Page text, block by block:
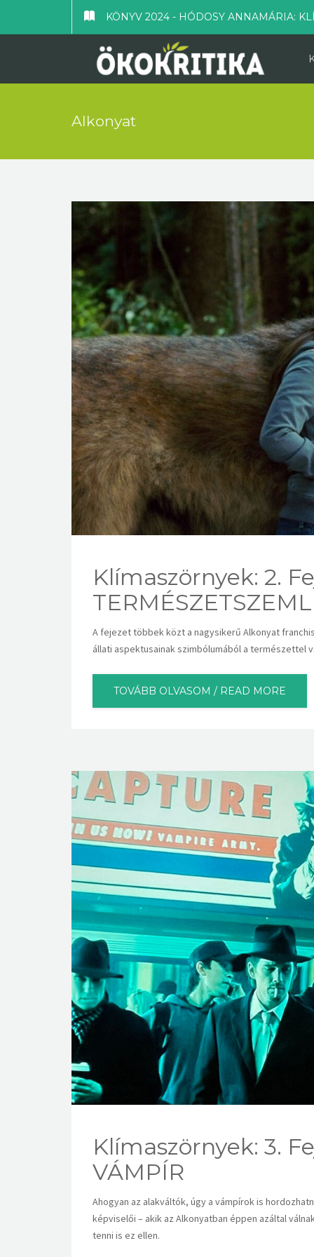
KÖNYV 2024 - HÓDOSY ANNAMÁRIA:
Alkonyat
Klímaszörnyek: 2.
A fejezet többek közt a nagysikerű Alkonyat
állati aspektusainak szimbólumából a természettel
TOVÁBB OLVASOM / READ MORE
Klímaszörnyek: 3.
VÁMPÍR
Ahogyan az alakváltók, úgy a vámpírok is
képviselői – akik az Alkonyatban éppen azáltal
tenni is ez ellen.